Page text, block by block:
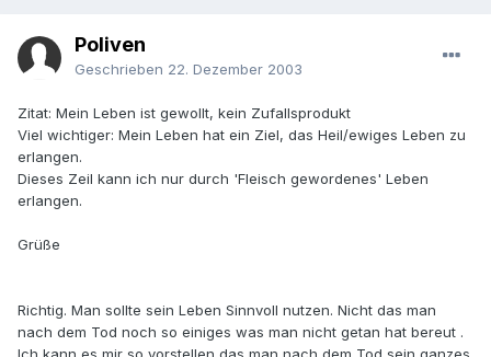
Poliven
Geschrieben 22. Dezember 2003
Zitat: Mein Leben ist gewollt, kein Zufallsprodukt
Viel wichtiger: Mein Leben hat ein Ziel, das Heil/ewiges Leben zu
erlangen.
Dieses Zeil kann ich nur durch 'Fleisch gewordenes' Leben
erlangen.
Grüße
Richtig. Man sollte sein Leben Sinnvoll nutzen. Nicht das man
nach dem Tod noch so einiges was man nicht getan hat bereut .